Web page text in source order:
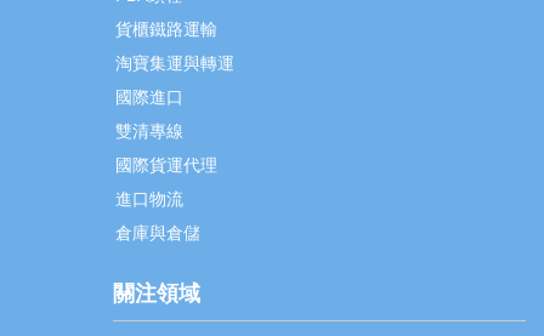
貨櫃鐵路運輸
淘寶集運與轉運
國際進口
雙清專線
國際貨運代理
進口物流
倉庫與倉儲
關注領域